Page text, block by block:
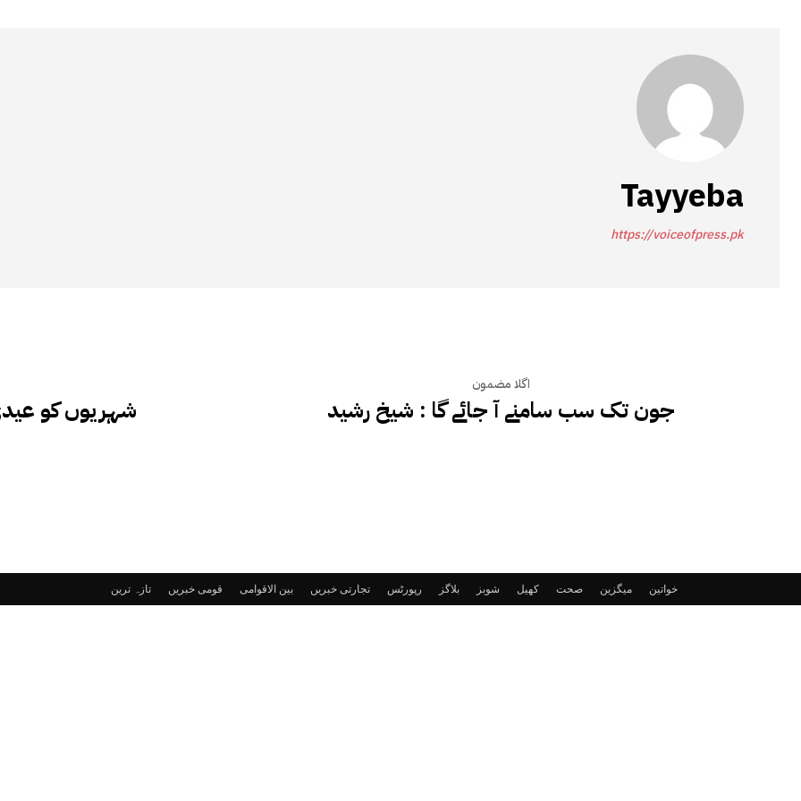
Tayyeba
https://voiceofpress.pk
شہریوں کو
اگلا مضمون
جون تک سب سامنے آ جائے گا : شیخ رشید
تازہ ترین قومی خبریں بین الاقوامی تجارتی خبریں رپورٹس بلاگز شوبز کھیل صحت میگزین خواتین